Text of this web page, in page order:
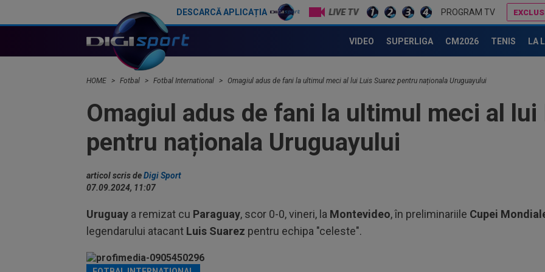
DESCARCĂ APLICAȚIA LIVE TV PROGRAM TV
VIDEO SUPERLIGA CM2026 TENIS LA
HOME Fotbal Fotbal International Omagiul adus de fani la ultimul meci al lui Luis Suarez pentru naționala Uruguayului
Omagiul adus de fani la ultimul meci al lui
pentru naționala Uruguayului
articol scris deDigi Sport
07.09.2024, 11:07
Uruguay a remizat cu Paraguay, scor 0-0, vineri, la Montevideo, în preliminariile Cupei
legendarului atacant Luis Suarez pentru echipa "celeste".
Luis Suarez / Foto: Profimedia
în